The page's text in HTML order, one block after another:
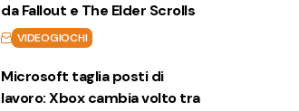
da Fallout e The Elder Scrolls
VIDEOGIOCHI
Microsoft taglia posti di
lavoro: Xbox cambia volto tra